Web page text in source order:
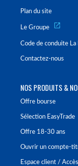
Plan du site
Le Groupe
Code de conduite La
Contactez-nous
NOS PRODUITS &
Offre bourse
Sélection EasyTrade
Offre 18-30 ans
Ouvrir un compte-
Espace client /